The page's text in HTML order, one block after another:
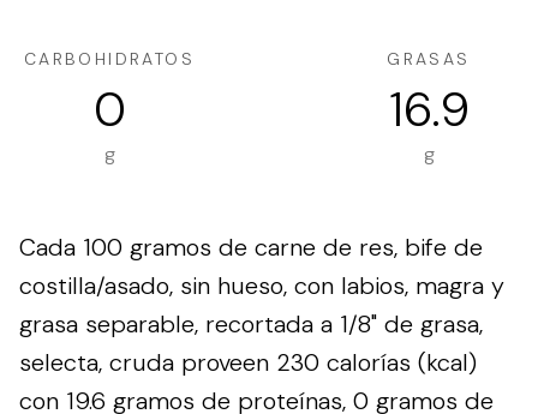
CARBOHIDRATOS
0
g
GRASAS
16.9
g
Cada 100 gramos de carne de res, bife de
costilla/asado, sin hueso, con labios, magra y
grasa separable, recortada a 1/8" de grasa,
selecta, cruda proveen 230 calorías (kcal)
con 19.6 gramos de proteínas, 0 gramos de